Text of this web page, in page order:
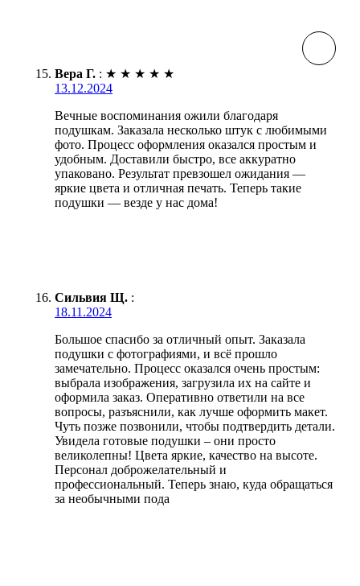
Вера Г. : ★ ★ ★ ★ ★
13.12.2024
Вечные воспоминания ожили благодаря
подушкам. Заказала несколько штук с любимыми
фото. Процесс оформления оказался простым и
удобным. Доставили быстро, все аккуратно
упаковано. Результат превзошел ожидания —
яркие цвета и отличная печать. Теперь такие
подушки — везде у нас дома!
Сильвия Щ. :
18.11.2024
Большое спасибо за отличный опыт. Заказала
подушки с фотографиями, и всё прошло
замечательно. Процесс оказался очень простым:
выбрала изображения, загрузила их на сайте и
оформила заказ. Оперативно ответили на все
вопросы, разъяснили, как лучше оформить макет.
Чуть позже позвонили, чтобы подтвердить детали.
Увидела готовые подушки – они просто
великолепны! Цвета яркие, качество на высоте.
Персонал доброжелательный и
профессиональный. Теперь знаю, куда обращаться
за необычными пода